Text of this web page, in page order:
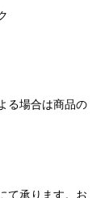
る場合は商品の
て承ります。お